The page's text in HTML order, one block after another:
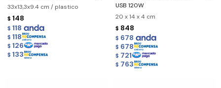
33x13,3x9.4 cm / plastico
$ 148
$ 118
$ 118
$ 126
$ 133
USB 120W
20 x 14 x 4 cm
$ 848
$ 678
$ 678
$ 721
$ 763